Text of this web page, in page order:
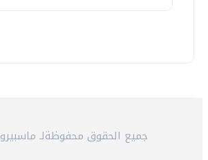
© 2026 جميع الحقوق محفوظةلـ ماسبيرو